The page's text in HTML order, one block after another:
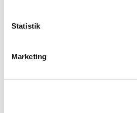
Statistik
Marketing